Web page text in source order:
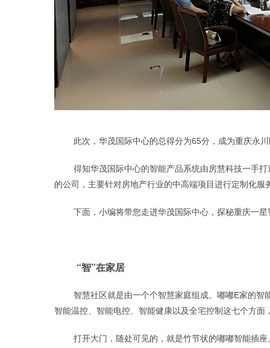
此次，华茂国际中心的总得分为65分，成为重庆永
得知华茂国际中心的智能产品系统由房慧科技一手
的公司，主要针对房地产行业的中高端项目进行定制化服
下面，小编将带您走进华茂国际中心，探秘重庆一星
“智”在家居
智慧社区就是由一个个智慧家庭组成。嘟嘟E家的智
智能温控、智能电控、智能健康以及全宅控制这七个方面
打开大门，随处可见的，就是竹节状的嘟嘟智能插座